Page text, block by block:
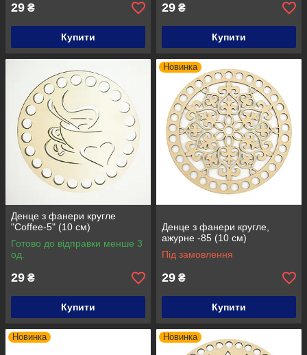
29 ₴
Купити
29 ₴
Купити
Денце з фанери кругле
"Coffee-5" (10 см)
Готово до відправки менше 3
од.
29 ₴
Купити
Новинка
Денце з фанери кругле,
ажурне -85 (10 см)
Під замовлення
29 ₴
Купити
Новинка Новинка